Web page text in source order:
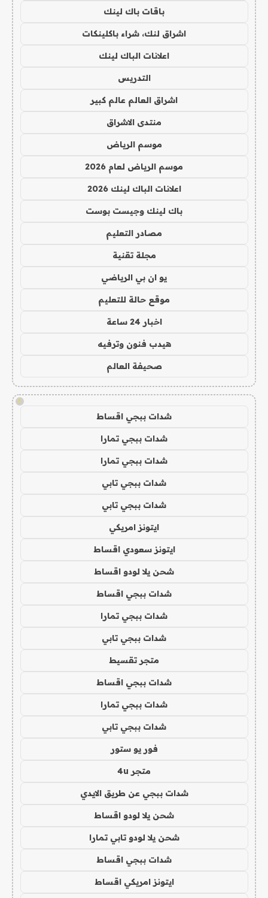
باقات باك لينك
اشراق لنك، شراء باكلينكات
اعلانات الباك لينك
التدريس
اشراق العالم عالم كبير
منتدى الاشراق
موسم الرياض
موسم الرياض لعام 2026
اعلانات الباك لينك 2026
باك لينك وجيست بوست
مصادر التعليم
مجلة تقنية
يو ان بي الرياضي
موقع حالة للتعليم
اخبار 24 ساعة
هيدب فنون وترفيه
صحيفة العالم
!
شدات ببجي اقساط
شدات ببجي تمارا
شدات ببجي تمارا
شدات ببجي تابي
شدات ببجي تابي
ايتونز امريكي
ايتونز سعودي اقساط
شحن يلا لودو اقساط
شدات ببجي اقساط
شدات ببجي تمارا
شدات ببجي تابي
متجر تقسيط
شدات ببجي اقساط
شدات ببجي تمارا
شدات ببجي تابي
فور يو ستور
متجر 4u
شدات ببجي عن طريق الايدي
شحن يلا لودو اقساط
شحن يلا لودو تابي تمارا
شدات ببجي اقساط
ايتونز امريكي اقساط